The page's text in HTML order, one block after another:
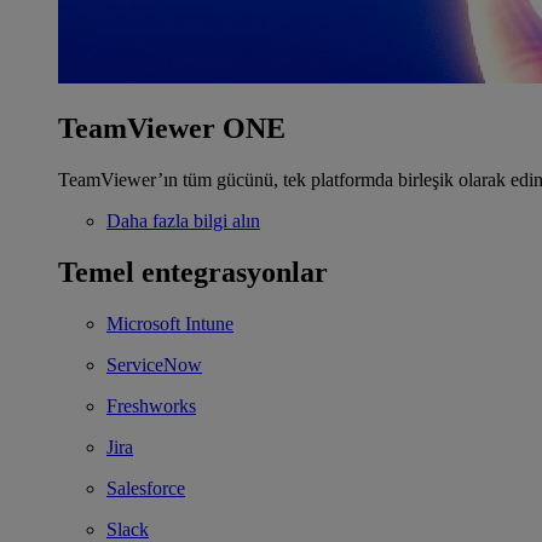
TeamViewer ONE
TeamViewer’ın tüm gücünü, tek platformda birleşik olarak
Daha fazla bilgi alın
Temel entegrasyonlar
Microsoft Intune
ServiceNow
Freshworks
Jira
Salesforce
Slack